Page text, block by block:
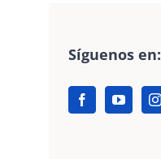
Síguenos en: